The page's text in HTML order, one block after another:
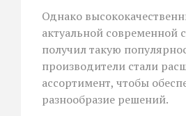
Однако
актуальной современной
получил такую
производители стали
ассортимент, чтобы
разнообразие решений.